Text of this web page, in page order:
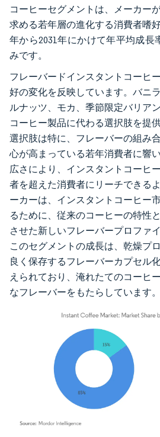
コーヒーセグメントは、メーカー
求める若年層の進化する消費者嗜
年から2031年にかけて年平均成長
みです。
フレーバードインスタントコーヒ
好の変化を反映しています。バニ
ルナッツ、モカ、季節限定バリア
コーヒー製品に代わる選択肢を提
選択肢は特に、フレーバーの組み
心が高まっている若年消費者に響
広さにより、インスタントコーヒ
者を超えた消費者にリーチできる
ーカーは、インスタントコーヒー
るために、従来のコーヒーの特性
させた新しいフレーバープロファ
このセグメントの成長は、乾燥プ
良く保存するフレーバーカプセル
えられており、淹れたてのコーヒ
なフレーバーをもたらしています。